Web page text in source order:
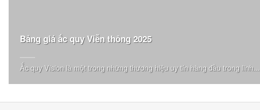
Hancook
Heli
Bảng giá ắc quy Viễn thông 2025
Ắc quy Vision là một trong những thương hiệu uy tín hàng đầu trong lĩnh...